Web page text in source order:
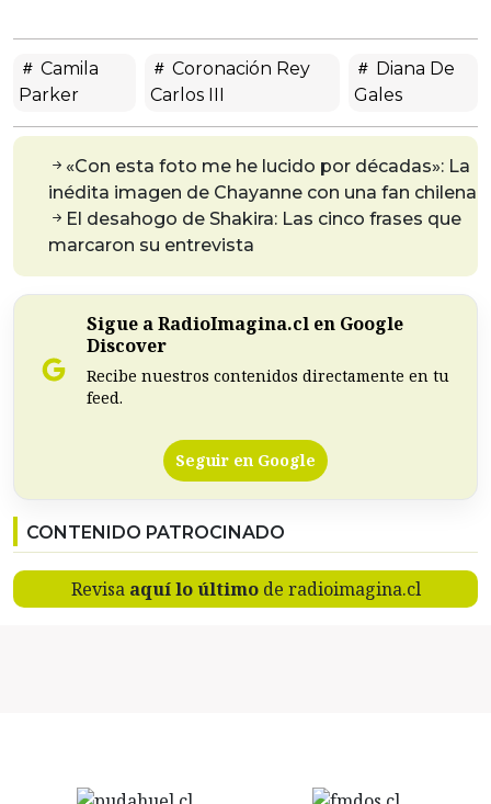
Camila
Parker
Coronación Rey
Carlos III
Diana De
Gales
«Con esta foto me he lucido por décadas»: La
inédita imagen de Chayanne con una fan chilena
El desahogo de Shakira: Las cinco frases que
marcaron su entrevista
Sigue a RadioImagina.cl en Google
Discover
Recibe nuestros contenidos directamente en tu
feed.
Seguir en Google
CONTENIDO PATROCINADO
Revisa aquí lo últimode radioimagina.cl